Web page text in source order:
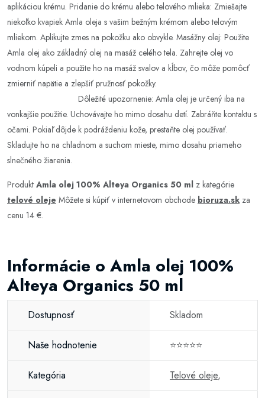
aplikáciou krému. Pridanie do krému alebo telového mlieka: Zmiešajte
niekoľko kvapiek Amla oleja s vašim bežným krémom alebo telovým
mliekom. Aplikujte zmes na pokožku ako obvykle. Masážny olej: Použite
Amla olej ako základný olej na masáž celého tela. Zahrejte olej vo
vodnom kúpeli a použite ho na masáž svalov a kĺbov, čo môže pomôcť
zmierniť napätie a zlepšiť pružnosť pokožky.
Dôležité upozornenie: Amla olej je určený iba na
vonkajšie použitie. Uchovávajte ho mimo dosahu detí. Zabráňte kontaktu s
očami. Pokiaľ dôjde k podráždeniu kože, prestaňte olej používať.
Skladujte ho na chladnom a suchom mieste, mimo dosahu priameho
slnečného žiarenia.
Produkt Amla olej 100% Alteya Organics 50 ml z kategórie
telové oleje Môžete si kúpiť v internetovom obchode bioruza.sk za
cenu 14 €.
Informácie o Amla olej 100%
Alteya Organics 50 ml
Dostupnosť Skladom
Naše hodnotenie ⭐⭐⭐⭐⭐
Kategória Telové oleje,